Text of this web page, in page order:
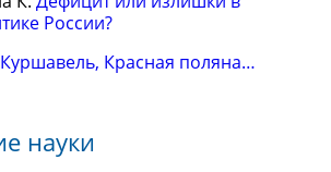
России?
Куршавель, Красная поляна…
науки